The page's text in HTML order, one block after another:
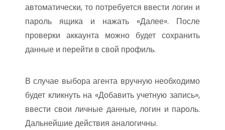
автоматически, то потребуется ввести логин и
пароль ящика и нажать «Далее». После
проверки аккаунта можно будет сохранить
данные и перейти в свой профиль.
В случае выбора агента вручную необходимо
будет кликнуть на «Добавить учетную запись»,
ввести свои личные данные, логин и пароль.
Дальнейшие действия аналогичны.